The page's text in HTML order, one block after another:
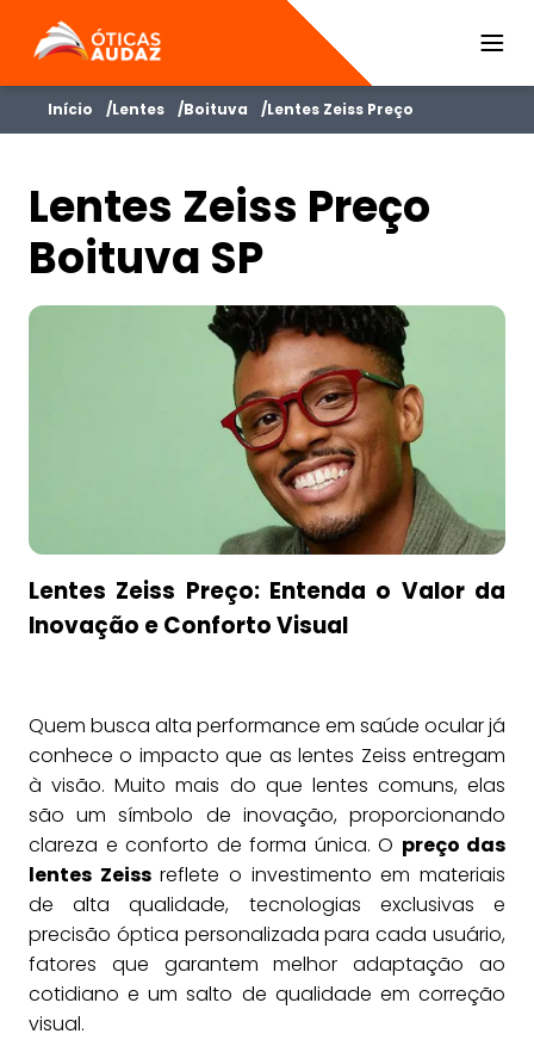
ÓTICAS AUDAZ
Início Lentes Boituva Lentes Zeiss Preço
Lentes Zeiss Preço
Boituva SP
Lentes Zeiss Preço: Entenda o Valor da
Inovação e Conforto Visual
Quem busca alta performance em saúde ocular já
conhece o impacto que as lentes Zeiss entregam
à visão. Muito mais do que lentes comuns, elas
são um símbolo de inovação, proporcionando
clareza e conforto de forma única. O preço das
lentes Zeissreflete o investimento em materiais
de alta qualidade, tecnologias exclusivas e
precisão óptica personalizada para cada usuário,
fatores que garantem melhor adaptação ao
cotidiano e um salto de qualidade em correção
visual.